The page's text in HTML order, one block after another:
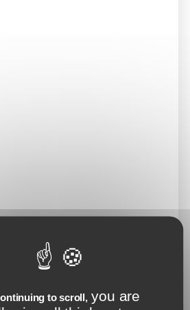
en e-learning
dans le cadre de l’apprentissage
la formation blended learning a
singulière et sa flexibilité. La
étendu son rayonnement à
professionnelles dispensées
montées en compétences. La
a acquis avec le temps un
la vie de l’entreprise. La
ou formation mixte s’est
la nouvelle formule de
performance et
to scroll, you are